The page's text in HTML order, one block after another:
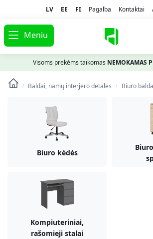
LV EE FI Pagalba Kontaktai
Meniu
Visoms prekėms taikomas NEMOKAMAS
/ Baldai, namų interjero detalės / Biuro
Biuro kėdės
Kompiuteriniai,
rašomieji stalai